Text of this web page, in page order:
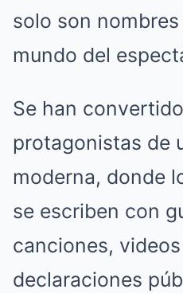
solo son
mundo del
Se han
protagonistas de
moderna, donde
se escriben con
canciones,
declaraciones